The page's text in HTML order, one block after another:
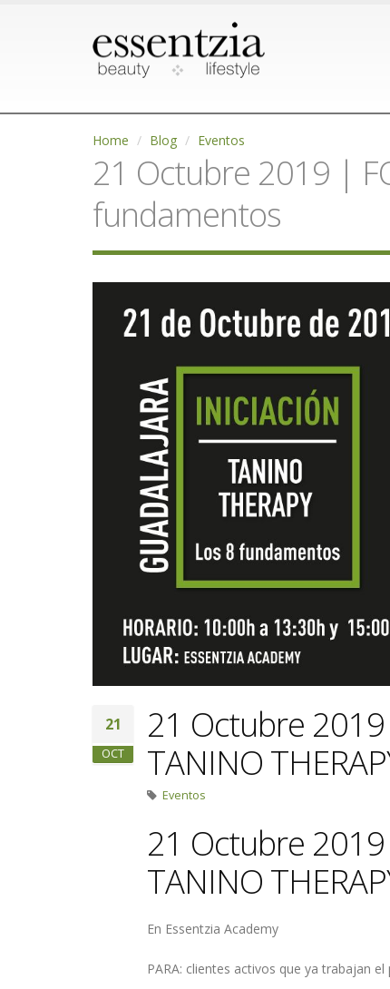
Home Blog Eventos
21 Octubre 2019 |
fundamentos
21
OCT
21 Octubre 2019
TANINO
Eventos
21 Octubre 2019
TANINO
En Essentzia Academy
PARA: clientes activos que ya trabajan